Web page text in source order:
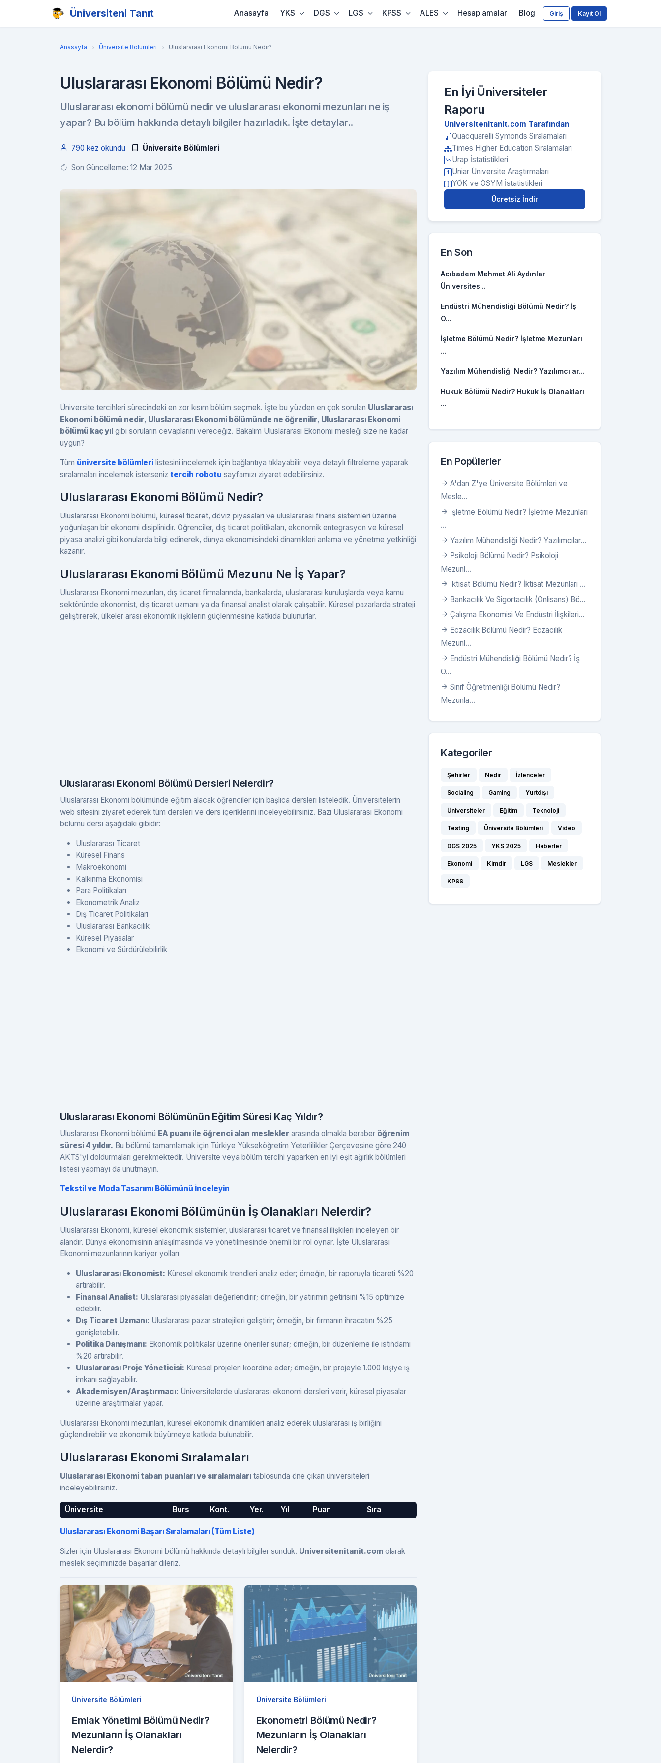
Üniversiteni Tanıt Giriş Kayıt Ol
Anasayfa YKS DGS LGS KPSS ALES Hesaplamalar Blog
Anasayfa Üniversite Bölümleri Uluslararası Ekonomi Bölümü Nedir?
Uluslararası Ekonomi Bölümü Nedir?
Uluslararası ekonomi bölümü nedir ve uluslararası ekonomi mezunları ne iş
yapar? Bu bölüm hakkında detaylı bilgiler hazırladık. İşte detaylar..
790 kez okundu Üniversite Bölümleri
Son Güncelleme: 12 Mar 2025
Üniversite tercihleri sürecindeki en zor kısım bölüm seçmek. İşte bu yüzden en çok sorulan Uluslararası
Ekonomi bölümü nedir, Uluslararası Ekonomi bölümünde ne öğrenilir, Uluslararası Ekonomi
bölümü kaç yıl gibi soruların cevaplarını vereceğiz. Bakalım Uluslararası Ekonomi mesleği size ne kadar
uygun?
Tüm üniversite bölümleri listesini incelemek için bağlantıya tıklayabilir veya detaylı filtreleme yaparak
sıralamaları incelemek isterseniz tercih robotu sayfamızı ziyaret edebilirsiniz.
Uluslararası Ekonomi Bölümü Nedir?
Uluslararası Ekonomi bölümü, küresel ticaret, döviz piyasaları ve uluslararası finans sistemleri üzerine
yoğunlaşan bir ekonomi disiplinidir. Öğrenciler, dış ticaret politikaları, ekonomik entegrasyon ve küresel
piyasa analizi gibi konularda bilgi edinerek, dünya ekonomisindeki dinamikleri anlama ve yönetme yetkinliği
kazanır.
Uluslararası Ekonomi Bölümü Mezunu Ne İş Yapar?
Uluslararası Ekonomi mezunları, dış ticaret firmalarında, bankalarda, uluslararası kuruluşlarda veya kamu
sektöründe ekonomist, dış ticaret uzmanı ya da finansal analist olarak çalışabilir. Küresel pazarlarda strateji
geliştirerek, ülkeler arası ekonomik ilişkilerin güçlenmesine katkıda bulunurlar.
Uluslararası Ekonomi Bölümü Dersleri Nelerdir?
Uluslararası Ekonomi bölümünde eğitim alacak öğrenciler için başlıca dersleri listeledik. Üniversitelerin
web sitesini ziyaret ederek tüm dersleri ve ders içeriklerini inceleyebilirsiniz. Bazı Uluslararası Ekonomi
bölümü dersi aşağıdaki gibidir:
Uluslararası Ticaret
Küresel Finans
Makroekonomi
Kalkınma Ekonomisi
Para Politikaları
Ekonometrik Analiz
Dış Ticaret Politikaları
Uluslararası Bankacılık
Küresel Piyasalar
Ekonomi ve Sürdürülebilirlik
Uluslararası Ekonomi Bölümünün Eğitim Süresi Kaç Yıldır?
Uluslararası Ekonomi bölümü EA puanı ile öğrenci alan meslekler arasında olmakla beraber öğrenim
süresi 4 yıldır. Bu bölümü tamamlamak için Türkiye Yükseköğretim Yeterlilikler Çerçevesine göre 240
AKTS'yi doldurmaları gerekmektedir. Üniversite veya bölüm tercihi yaparken en iyi eşit ağırlık bölümleri
listesi yapmayı da unutmayın.
Tekstil ve Moda Tasarımı Bölümünü İnceleyin
Uluslararası Ekonomi Bölümünün İş Olanakları Nelerdir?
Uluslararası Ekonomi, küresel ekonomik sistemler, uluslararası ticaret ve finansal ilişkileri inceleyen bir
alandır. Dünya ekonomisinin anlaşılmasında ve yönetilmesinde önemli bir rol oynar. İşte Uluslararası
Ekonomi mezunlarının kariyer yolları:
Uluslararası Ekonomist: Küresel ekonomik trendleri analiz eder; örneğin, bir raporuyla ticareti %20
artırabilir.
Finansal Analist: Uluslararası piyasaları değerlendirir; örneğin, bir yatırımın getirisini %15 optimize
edebilir.
Dış Ticaret Uzmanı: Uluslararası pazar stratejileri geliştirir; örneğin, bir firmanın ihracatını %25
genişletebilir.
Politika Danışmanı: Ekonomik politikalar üzerine öneriler sunar; örneğin, bir düzenleme ile istihdamı
%20 artırabilir.
Uluslararası Proje Yöneticisi: Küresel projeleri koordine eder; örneğin, bir projeyle 1.000 kişiye iş
imkanı sağlayabilir.
Akademisyen/Araştırmacı: Üniversitelerde uluslararası ekonomi dersleri verir, küresel piyasalar
üzerine araştırmalar yapar.
Uluslararası Ekonomi mezunları, küresel ekonomik dinamikleri analiz ederek uluslararası iş birliğini
güçlendirebilir ve ekonomik büyümeye katkıda bulunabilir.
Uluslararası Ekonomi Sıralamaları
Uluslararası Ekonomi taban puanları ve sıralamaları tablosunda öne çıkan üniversiteleri
inceleyebilirsiniz.
Üniversite Burs Kont. Yer. Yıl Puan Sıra
Uluslararası Ekonomi Başarı Sıralamaları (Tüm Liste)
Sizler için Uluslararası Ekonomi bölümü hakkında detaylı bilgiler sunduk. Universitenitanit.com olarak
meslek seçiminizde başarılar dileriz.
Üniversite Bölümleri
Emlak Yönetimi Bölümü Nedir?
Mezunların İş Olanakları
Nelerdir?
Üniversite Bölümleri
Ekonometri Bölümü Nedir?
Mezunların İş Olanakları
Nelerdir?
En İyi Üniversiteler
Raporu
Universitenitanit.com Tarafından
Quacquarelli Symonds Sıralamaları
Times Higher Education Sıralamaları
Urap İstatistikleri
Uniar Üniversite Araştırmaları
YÖK ve ÖSYM İstatistikleri
Ücretsiz İndir
En Son
Acıbadem Mehmet Ali Aydınlar
Üniversites...
Endüstri Mühendisliği Bölümü Nedir? İş
O...
İşletme Bölümü Nedir? İşletme Mezunları
...
Yazılım Mühendisliği Nedir? Yazılımcılar...
Hukuk Bölümü Nedir? Hukuk İş Olanakları
...
En Popülerler
A'dan Z'ye Üniversite Bölümleri ve
Mesle...
İşletme Bölümü Nedir? İşletme Mezunları
...
Yazılım Mühendisliği Nedir? Yazılımcılar...
Psikoloji Bölümü Nedir? Psikoloji
Mezunl...
İktisat Bölümü Nedir? İktisat Mezunları ...
Bankacılık Ve Sigortacılık (Önlisans) Bö...
Çalışma Ekonomisi Ve Endüstri İlişkileri...
Eczacılık Bölümü Nedir? Eczacılık
Mezunl...
Endüstri Mühendisliği Bölümü Nedir? İş
O...
Sınıf Öğretmenliği Bölümü Nedir?
Mezunla...
Kategoriler
Şehirler Nedir İzlenceler
Socialing Gaming Yurtdışı
Üniversiteler Eğitim Teknoloji
Testing Üniversite Bölümleri Video
DGS 2025 YKS 2025 Haberler
Ekonomi Kimdir LGS Meslekler
KPSS